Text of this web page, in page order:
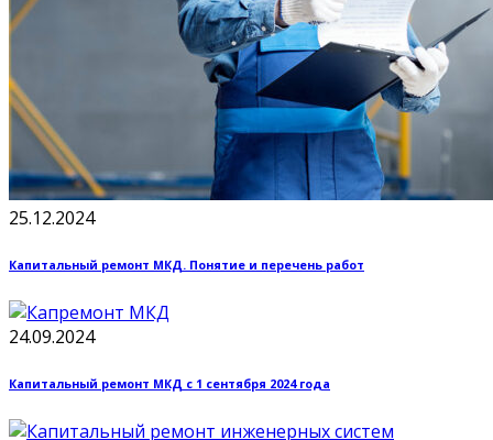
25.12.2024
Капитальный ремонт МКД. Понятие и перечень работ
24.09.2024
Капитальный ремонт МКД с 1 сентября 2024 года